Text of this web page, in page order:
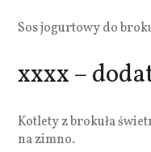
Sos jogurtowy do
xxxx –
Kotlety z brokuła
na zimno.